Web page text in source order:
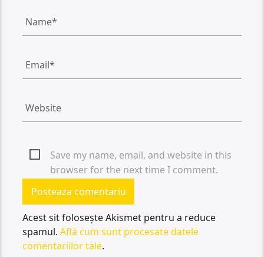
Save my name, email, and website in this
browser for the next time I comment.
Acest sit folosește Akismet pentru a reduce
spamul.Află cum sunt procesate datele
comentariilor tale.